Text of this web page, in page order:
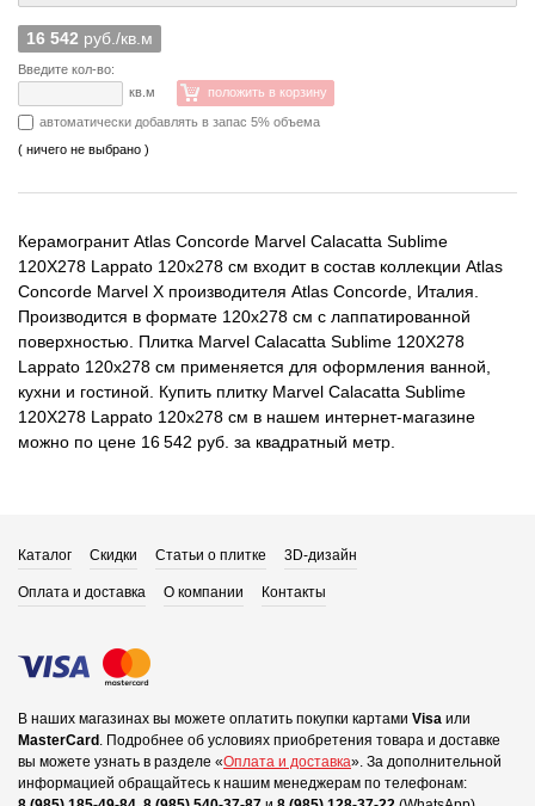
16 542 руб./кв.м
Введите кол-во:
кв.м
положить в корзину
автоматически добавлять в запас 5% объема
( ничего не выбрано )
Керамогранит Atlas Concorde Marvel Calacatta Sublime
120X278 Lappato 120x278 см входит в состав коллекции Atlas
Concorde Marvel X производителя Atlas Concorde, Италия.
Производится в формате 120x278 см с лаппатированной
поверхностью. Плитка Marvel Calacatta Sublime 120X278
Lappato 120x278 см применяется для оформления ванной,
кухни и гостиной. Купить плитку Marvel Calacatta Sublime
120X278 Lappato 120x278 см в нашем интернет-магазине
можно по цене 16 542 руб. за квадратный метр.
Каталог Скидки Статьи о плитке 3D-дизайн
Оплата и доставка О компании Контакты
В наших магазинах вы можете оплатить покупки картами Visa или
MasterCard . Подробнее об условиях приобретения товара и доставке
вы можете узнать в разделе «Оплата и доставка». За дополнительной
информацией обращайтесь к нашим менеджерам по телефонам: